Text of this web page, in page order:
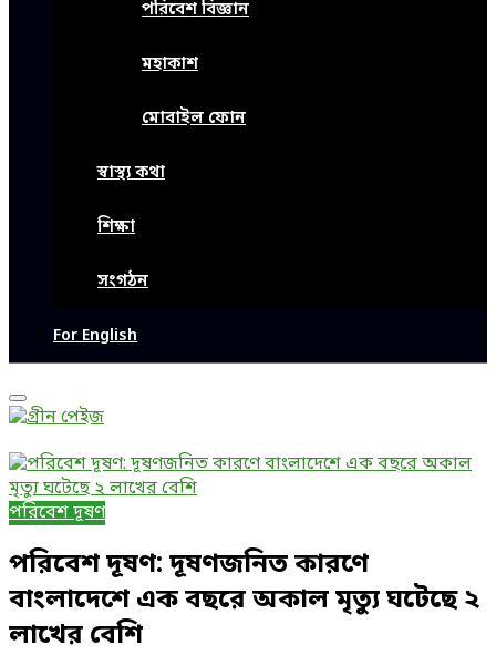
পরিবেশ বিজ্ঞান
মহাকাশ
মোবাইল ফোন
স্বাস্থ্য কথা
শিক্ষা
সংগঠন
For English
Primary
Menu
পরিবেশ দূষণ
পরিবেশ দূষণ: দূষণজনিত কারণে
বাংলাদেশে এক বছরে অকাল মৃত্যু ঘটেছে ২
লাখের বেশি